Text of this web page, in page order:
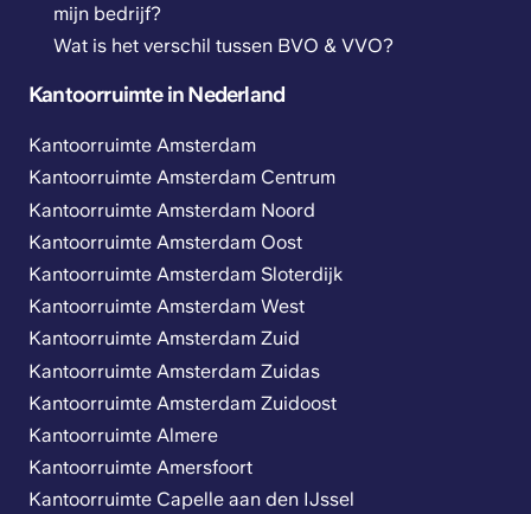
mijn bedrijf?
Wat is het verschil tussen BVO & VVO?
Kantoorruimte in Nederland
Kantoorruimte Amsterdam
Kantoorruimte Amsterdam Centrum
Kantoorruimte Amsterdam Noord
Kantoorruimte Amsterdam Oost
Kantoorruimte Amsterdam Sloterdijk
Kantoorruimte Amsterdam West
Kantoorruimte Amsterdam Zuid
Kantoorruimte Amsterdam Zuidas
Kantoorruimte Amsterdam Zuidoost
Kantoorruimte Almere
Kantoorruimte Amersfoort
Kantoorruimte Capelle aan den IJssel